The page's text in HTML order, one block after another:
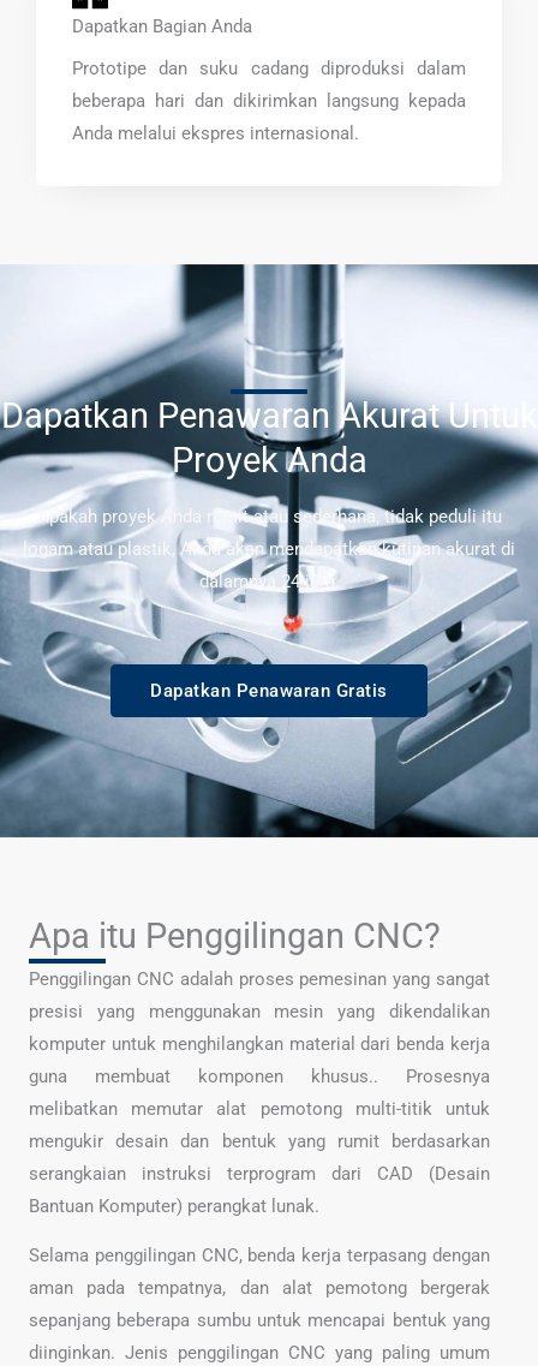
Dapatkan Bagian Anda
Prototipe dan suku cadang diproduksi dalam
beberapa hari dan dikirimkan langsung kepada
Anda melalui ekspres internasional.
Dapatkan Penawaran Akurat Untuk
Proyek Anda
Apakah proyek Anda rumit atau sederhana, tidak peduli itu
logam atau plastik, Anda akan mendapatkan kutipan akurat di
dalamnya 24 jam.
Dapatkan Penawaran Gratis
Apa itu Penggilingan CNC?
Penggilingan CNC adalah proses pemesinan yang sangat
presisi yang menggunakan mesin yang dikendalikan
komputer untuk menghilangkan material dari benda kerja
guna membuat komponen khusus.. Prosesnya
melibatkan memutar alat pemotong multi-titik untuk
mengukir desain dan bentuk yang rumit berdasarkan
serangkaian instruksi terprogram dari CAD (Desain
Bantuan Komputer) perangkat lunak.
Selama penggilingan CNC, benda kerja terpasang dengan
aman pada tempatnya, dan alat pemotong bergerak
sepanjang beberapa sumbu untuk mencapai bentuk yang
diinginkan. Jenis penggilingan CNC yang paling umum